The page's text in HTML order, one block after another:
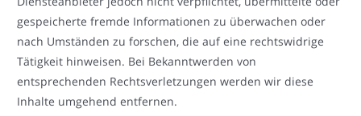
gespeicherte fremde Informationen zu überwachen oder
nach Umständen zu forschen, die auf eine rechtswidrige
Tätigkeit hinweisen. Bei Bekanntwerden von
entsprechenden Rechtsverletzungen werden wir diese
Inhalte umgehend entfernen.